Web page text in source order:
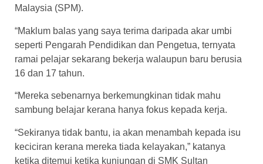
Malaysia (SPM).
“Maklum balas yang saya terima daripada akar umbi
seperti Pengarah Pendidikan dan Pengetua, ternyata
ramai pelajar sekarang bekerja walaupun baru berusia
16 dan 17 tahun.
“Mereka sebenarnya berkemungkinan tidak mahu
sambung belajar kerana hanya fokus kepada kerja.
“Sekiranya tidak bantu, ia akan menambah kepada isu
keciciran kerana mereka tiada kelayakan,” katanya
ketika ditemui ketika kunjungan di SMK Sultan